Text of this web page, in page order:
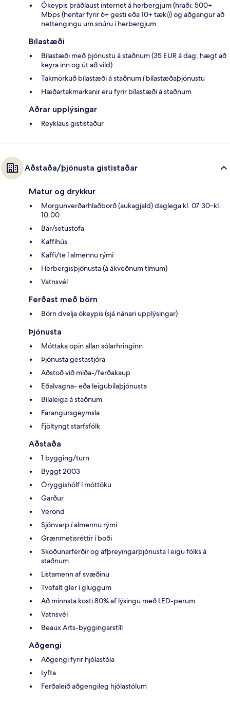
Ókeypis þráðlaust internet á herbergjum (hraði: 500+
Mbps (hentar fyrir 6+ gesti eða 10+ tæki)) og aðgangur að
nettengingu um snúru í herbergjum
Bílastæði
Bílastæði með þjónustu á staðnum (35 EUR á dag; hægt að
keyra inn og út að vild)
Takmörkuð bílastæði á staðnum í bílastæðaþjónustu
Hæðartakmarkanir eru fyrir bílastæði á staðnum
Aðrar upplýsingar
Reyklaus gististaður
Aðstaða/þjónusta gististaðar
Matur og drykkur
Morgunverðarhlaðborð (aukagjald) daglega kl. 07:30–kl.
10:00
Bar/setustofa
Kaffihús
Kaffi/te í almennu rými
Herbergisþjónusta (á ákveðnum tímum)
Vatnsvél
Ferðast með börn
Börn dvelja ókeypis (sjá nánari upplýsingar)
Þjónusta
Móttaka opin allan sólarhringinn
Þjónusta gestastjóra
Aðstoð við miða-/ferðakaup
Eðalvagna- eða leigubílaþjónusta
Bílaleiga á staðnum
Farangursgeymsla
Fjöltyngt starfsfólk
Aðstaða
1 bygging/turn
Byggt 2003
Öryggishólf í móttöku
Garður
Verönd
Sjónvarp í almennu rými
Grænmetisréttir í boði
Skoðunarferðir og afþreyingarþjónusta í eigu fólks á
staðnum
Listamenn af svæðinu
Tvöfalt gler í gluggum
Að minnsta kosti 80% af lýsingu með LED-perum
Vatnsvél
Beaux Arts-byggingarstíll
Aðgengi
Aðgengi fyrir hjólastóla
Lyfta
Ferðaleið aðgengileg hjólastólum